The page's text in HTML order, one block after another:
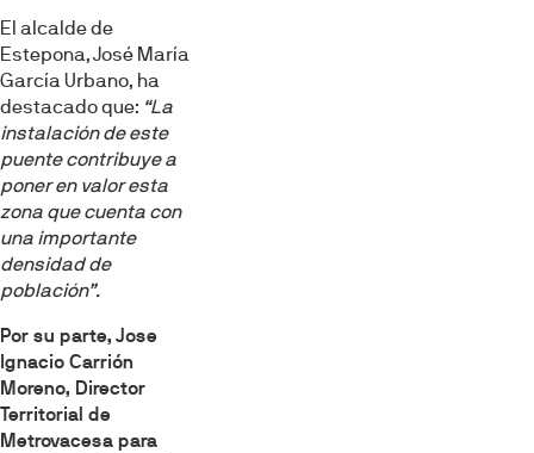
El alcalde de
Estepona, José María
García Urbano, ha
destacado que: “La
instalación de este
puente contribuye a
poner en valor esta
zona que cuenta con
una importante
densidad de
población”.
Por su parte, Jose
Ignacio Carrión
Moreno, Director
Territorial de
Metrovacesa para